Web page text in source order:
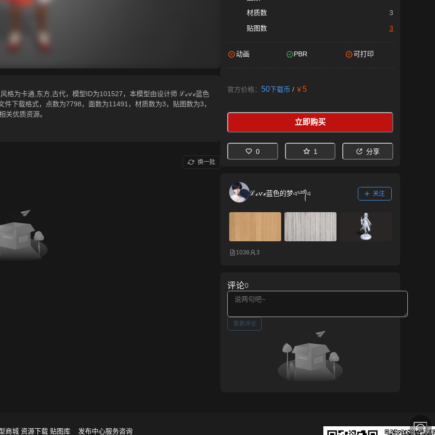
格为卡通,东方,古代，模型ID为101527，本模型由设计师 ℒℴѵℯ蓝色
下载格式，点数为7798，面数为11491，材质数为3，贴图数为3，
关优质资源。
换一批
材质数
3
贴图数
3
动画 PBR 可打印
官方价格： 50下载币 / ￥5
立即购买
0 1 分享
ℒℴѵℯ蓝色的梦এ⁵²º᭄এ 关注
1038 3
评论0
发表评论
商城 资源下载 贴图库 发布中心服务咨询